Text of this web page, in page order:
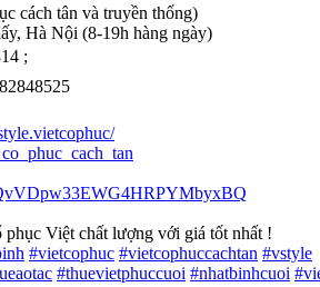
cách tân và truyền thống)
Hà Nội (8-19h hàng ngày)
;
phục Việt chất lượng với giá tốt nhất !
#vietcophuc #vietcophuccachtan #vstyle
#thuevietphuccuoi #nhatbinhcuoi #